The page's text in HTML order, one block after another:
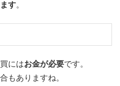
す。
にはお金が必要です。
もありますね。